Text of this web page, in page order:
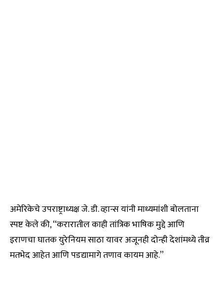
अमेरिकेचे उपराष्ट्राध्यक्ष जे. डी. व्हान्स यांनी माध्यमांशी बोलताना
स्पष्ट केले की, “करारातील काही तांत्रिक भाषिक मुद्दे आणि
इराणचा घातक युरेनियम साठा यावर अजूनही दोन्ही देशांमध्ये तीव्र
मतभेद आहेत आणि पडद्यामागे तणाव कायम आहे.”